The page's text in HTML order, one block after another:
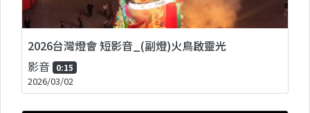
2026台灣燈會 短影音_(副燈)火鳥啟靈光
影音 0:15
2026/03/02